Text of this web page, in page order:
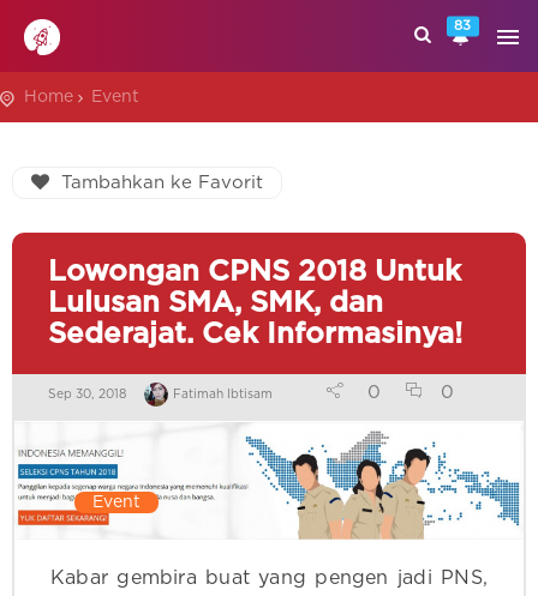
83
Home Event
Tambahkan ke Favorit
Lowongan CPNS 2018 Untuk
Lulusan SMA, SMK, dan
Sederajat. Cek Informasinya!
Sep 30, 2018 Fatimah Ibtisam 0 0
Event
Kabar gembira buat yang pengen jadi PNS,